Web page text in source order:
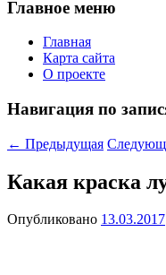
Главное меню
Главная
Карта сайта
О проекте
Навигация по
← Предыдущая
Какая краска
Опубликовано 13.03.2017